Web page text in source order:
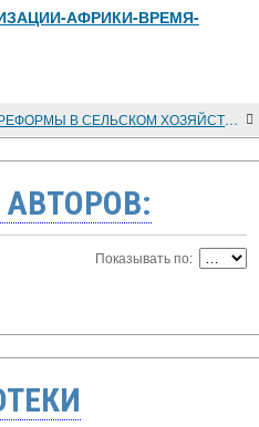
АФРИКИ-ВРЕМЯ-
Вьетнам. РЕФОРМЫ В СЕЛЬСКОМ ХОЗЯЙСТВЕ
Показывать по: